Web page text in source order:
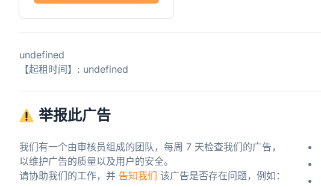
undefined
【起租时间】: undefined
举报此广告
我们有一个由审核员组成的团队，每周 7 天检查我们的广告，
以维护广告的质量以及用户的安全。
请协助我们的工作，并 告知我们 该广告是否存在问题，例如：